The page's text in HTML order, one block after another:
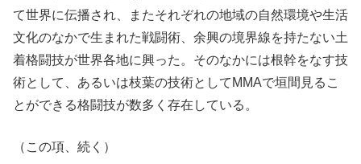
て世界に伝播され、またそれぞれの地域の自然環境や生活
文化のなかで生まれた戦闘術、余興の境界線を持たない土
着格闘技が世界各地に興った。そのなかには根幹をなす技
術として、あるいは枝葉の技術としてMMAで垣間見るこ
とができる格闘技が数多く存在している。
（この項、続く）